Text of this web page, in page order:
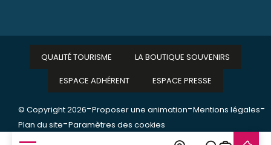
© Copyright 2026-Proposer une animation-Mentions légales-
Plan du site-Paramètres des cookies
QUALITÉ TOURISME LA BOUTIQUE SOUVENIRS
ESPACE ADHÉRENT ESPACE PRESSE